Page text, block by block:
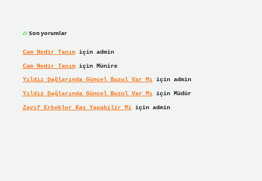
Son yorumlar
Cam Nedir Tanımiçin admin
Cam Nedir Tanımiçin Münire
Yıldız Dağlarında Güncel Buzul Var Mıiçin admin
Yıldız Dağlarında Güncel Buzul Var Mıiçin Müdür
Zayıf Erkekler Kas Yapabilir Miiçin admin